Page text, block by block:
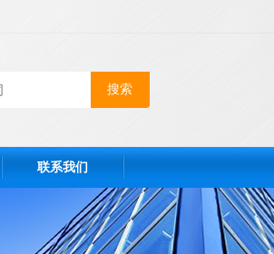
联系我们